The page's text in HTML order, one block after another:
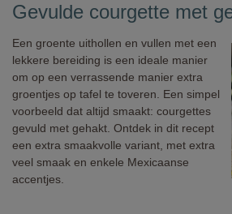
Gevulde courgette met
Een groente uithollen en vullen met een
lekkere bereiding is een ideale manier
om op een verrassende manier extra
groentjes op tafel te toveren. Een simpel
voorbeeld dat altijd smaakt: courgettes
gevuld met gehakt. Ontdek in dit recept
een extra smaakvolle variant, met extra
veel smaak en enkele Mexicaanse
accentjes.